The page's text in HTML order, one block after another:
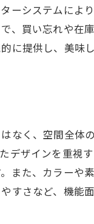
理由
ーシステムによ
買い忘れや在庫
に提供し、美味
なく、空間全体
ザインを重視す
また、カラーや
すさなど、機能